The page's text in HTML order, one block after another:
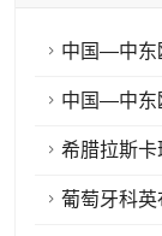
中国—中东
中国—中东
希腊拉斯
葡萄牙科